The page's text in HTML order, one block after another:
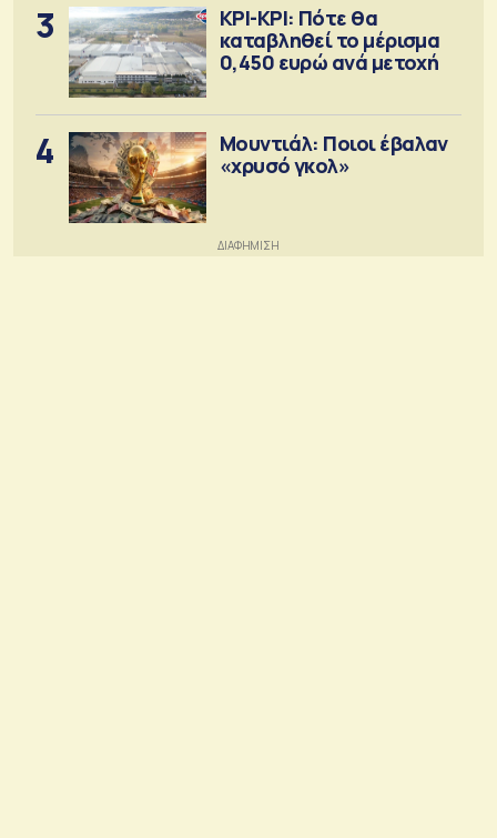
3
ΚΡΙ-ΚΡΙ: Πότε θα
καταβληθεί το μέρισμα
0,450 ευρώ ανά μετοχή
4
Μουντιάλ: Ποιοι έβαλαν
«χρυσό γκολ»